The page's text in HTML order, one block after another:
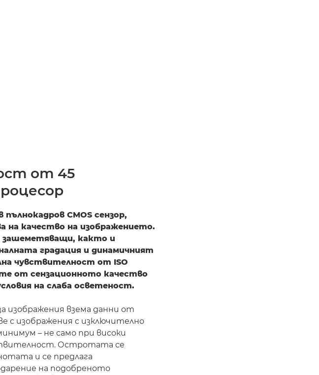
от 45
пълнокадров CMOS сензор,
на качество на изображението.
както и
градация и динамичният
чувствителност от ISO
от сензационното качество
на слаба осветеност.
изображения взема данни от
с изображения с изключително
– не само при високи
Остротата се
и се предлага
на подобреното